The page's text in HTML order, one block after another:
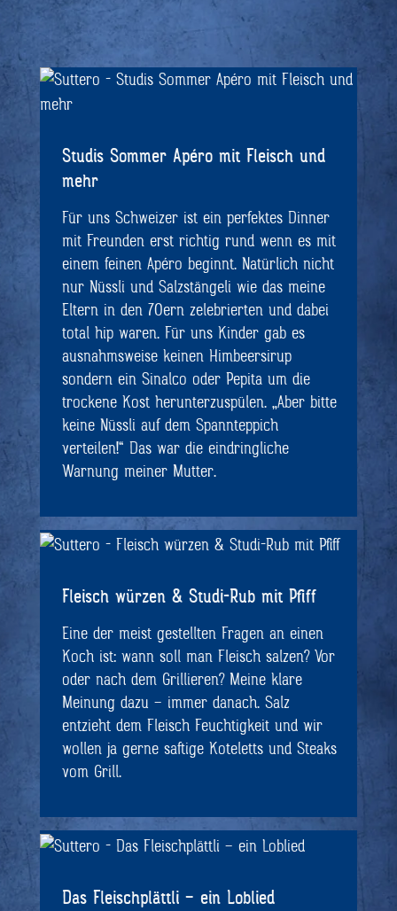
Studis Sommer Apéro mit Fleisch und
mehr
Für uns Schweizer ist ein perfektes Dinner
mit Freunden erst richtig rund wenn es mit
einem feinen Apéro beginnt. Natürlich nicht
nur Nüssli und Salzstängeli wie das meine
Eltern in den 70ern zelebrierten und dabei
total hip waren. Für uns Kinder gab es
ausnahmsweise keinen Himbeersirup
sondern ein Sinalco oder Pepita um die
trockene Kost herunterzuspülen. „Aber bitte
keine Nüssli auf dem Spannteppich
verteilen!“ Das war die eindringliche
Warnung meiner Mutter.
Fleisch würzen & Studi-Rub mit Pfiff
Eine der meist gestellten Fragen an einen
Koch ist: wann soll man Fleisch salzen? Vor
oder nach dem Grillieren? Meine klare
Meinung dazu – immer danach. Salz
entzieht dem Fleisch Feuchtigkeit und wir
wollen ja gerne saftige Koteletts und Steaks
vom Grill.
Das Fleischplättli – ein Loblied